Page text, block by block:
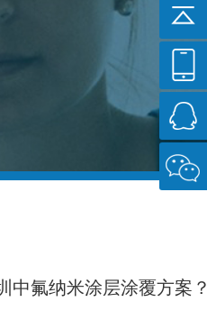
中氟纳米涂层涂覆方案